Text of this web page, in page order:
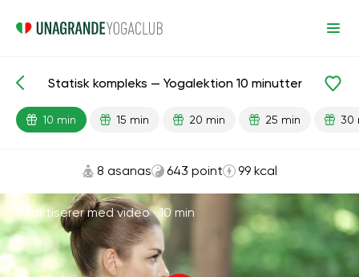
Færdiglavede lektioner Energi
Statisk kompleks — Yogalektion 10 minutter
10 min 15 min 20 min 25 min 30
8 asanas 643 point 99 kcal
Praktiserer med video ·10 min